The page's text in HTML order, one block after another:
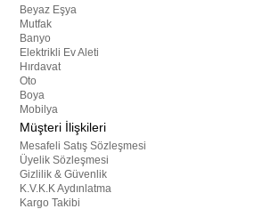
Beyaz Eşya
Mutfak
Banyo
Elektrikli Ev Aleti
Hırdavat
Oto
Boya
Mobilya
Müşteri İlişkileri
Mesafeli Satış Sözleşmesi
Üyelik Sözleşmesi
Gizlilik & Güvenlik
K.V.K.K Aydınlatma
Kargo Takibi